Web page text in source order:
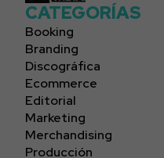
CATEGORÍAS
Booking
Branding
Discográfica
Ecommerce
Editorial
Marketing
Merchandising
Producción